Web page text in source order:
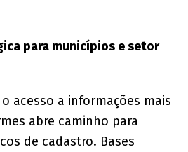
para municípios e setor
acesso a informações mais
abre caminho para
de cadastro. Bases